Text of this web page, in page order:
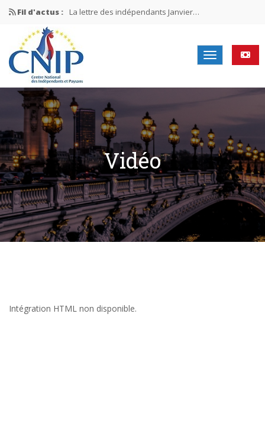
Fil d'actus : La lettre des indépendants Janvier…
La lettre des indépendants Novembre…
La lettre des indépendants Juin…
Mission nationale ÉLECTIONS MUNICIPALES 2026
La lettre des indépendants N°2-2026
Vidéo
Intégration HTML non disponible.